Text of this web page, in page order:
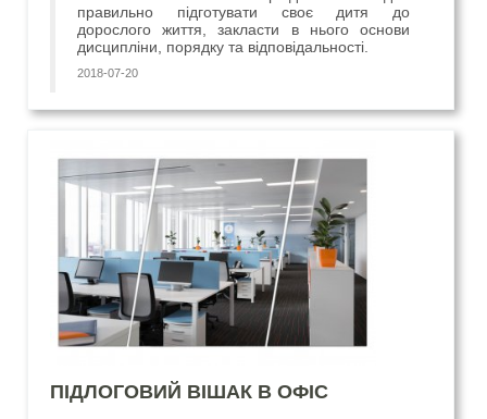
правильно підготувати своє дитя до
дорослого життя, закласти в нього основи
дисципліни, порядку та відповідальності.
2018-07-20
ПІДЛОГОВИЙ ВІШАК В ОФІС